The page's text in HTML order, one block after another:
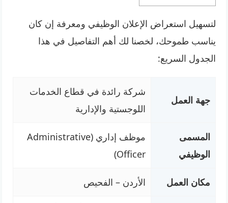
لتسهيل استعراض الإعلان الوظيفي ومعرفة إن كان
يناسب طموحك، لخصنا لك أهم التفاصيل في هذا
الجدول السريع:
جهة العمل
شركة رائدة في قطاع الخدمات
اللوجستية والإدارية
المسمى
الوظيفي
موظف إداري (Administrative
Officer)
مكان العمل الأردن – الفحيص